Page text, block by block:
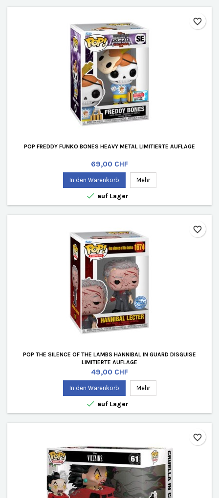
POP FREDDY FUNKO BONES HEAVY METAL LIMITIERTE AUFLAGE
Preis
69,00 CHF
In den Warenkorb Mehr
 auf Lager
favorite_border
POP THE SILENCE OF THE LAMBS HANNIBAL IN GUARD DISGUISE
LIMITIERTE AUFLAGE
Preis
49,00 CHF
In den Warenkorb Mehr
 auf Lager
favorite_border
favorite_border